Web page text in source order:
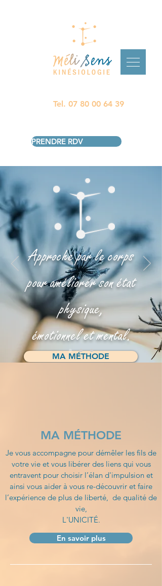
Tel. 07 80 00 64 39
PRENDRE RDV
Approche par le corps
pour améliorer son état
physique,
émotionnel et mental.
MA MÉTHODE
MA MÉTHODE
Je vous accompagne pour démêler les fils de
votre vie et vous libérer des liens qui vous
entravent pour choisir l’élan d'impulsion et
ainsi vous aider à vous re-découvrir et faire
l’expérience de plus de liberté, de qualité de
vie,
L'UNICITÉ.
En savoir plus